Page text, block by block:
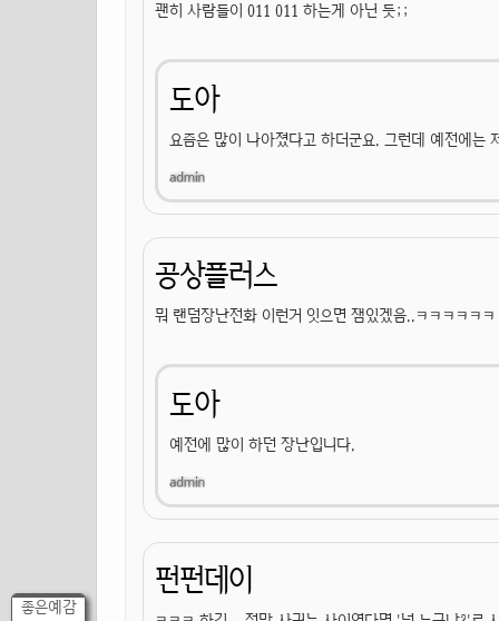
좋은예감
괜히 사람들이 011 011 하는게 아닌 듯;;
도아
요즘은 많이 나아졌다고 하더군요. 그런데 예전에는
공상플러스
뭐 랜덤장난전화 이런거 잇으면 잼있겠음..ㅋㅋㅋㅋㅋㅋ
도아
예전에 많이 하던 장난입니다.
펀펀데이